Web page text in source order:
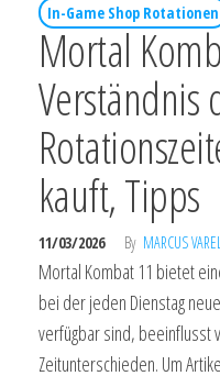
In-Game Shop Rotationen
Mortal
Verständnis
kauft, Tipps
11/03/2026 By MARCUS
Mortal Kombat 11 bietet
bei der jeden Dienstag
verfügbar sind, beeinflusst
Zeitunterschieden. Um